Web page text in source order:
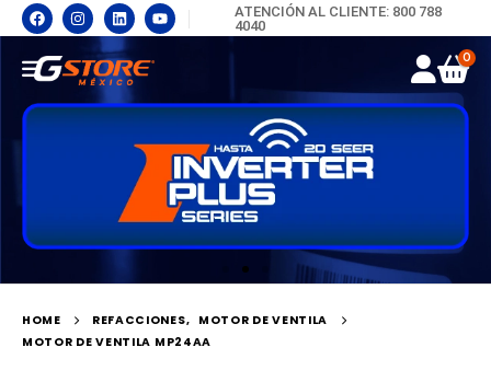
ATENCIÓN AL CLIENTE: 800 788
4040
0
HOME REFACCIONES, MOTOR DE VENTILA
MOTOR DE VENTILA MP24AA